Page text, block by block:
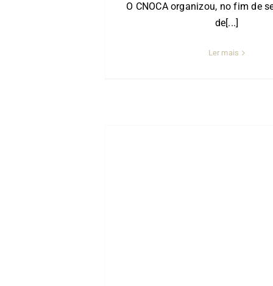
O CNOCA organizou, no fim de
de[...]
Ler mais